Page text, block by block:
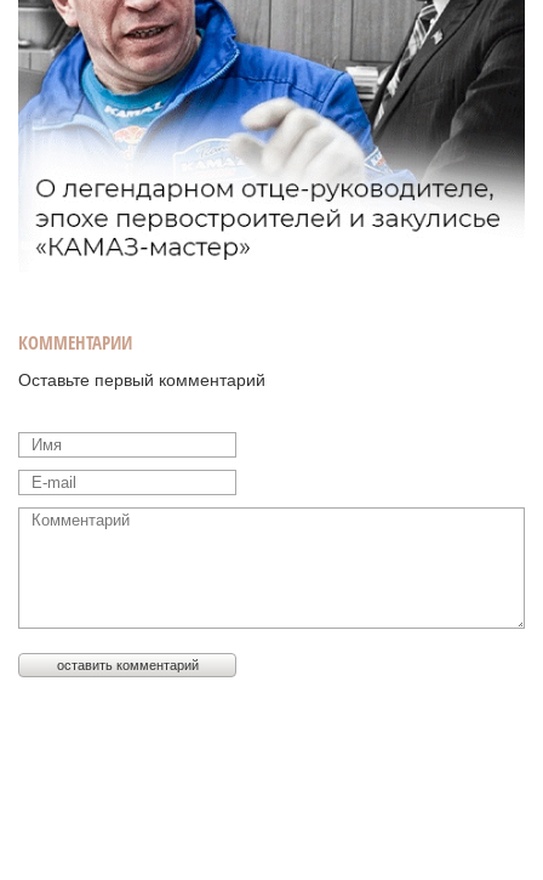
КОММЕНТАРИИ
Оставьте первый комментарий